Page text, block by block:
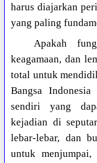
harus diajarkan
yang paling
Apakah
keagamaan, dan
total untuk
Bangsa
sendiri yang
kejadian di
lebar-lebar, dan
untuk